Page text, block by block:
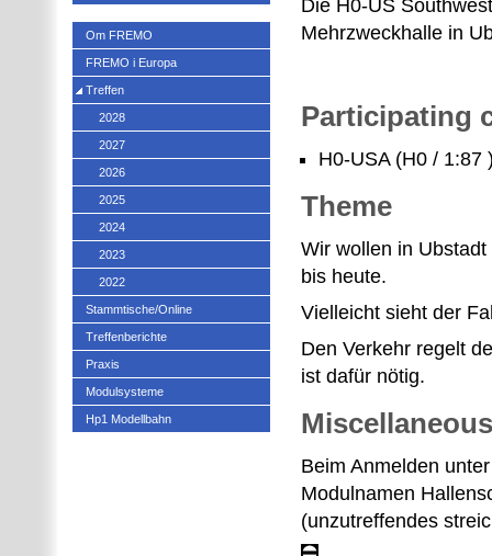
Die H0-US
Mehrzweckhalle in
Participating
H0-USA (H0 / 1:87
Theme
Wir wollen in
bis heute.
Vielleicht sieht der
Den Verkehr regelt
ist dafür nötig.
Miscellaneous
Beim Anmelden
Modulnamen
(unzutreffendes
Om FREMO
FREMO i Europa
Treffen
2028
2027
2026
2025
2024
2023
2022
Stammtische/Online
Treffenberichte
Praxis
Modulsysteme
Hp1 Modellbahn